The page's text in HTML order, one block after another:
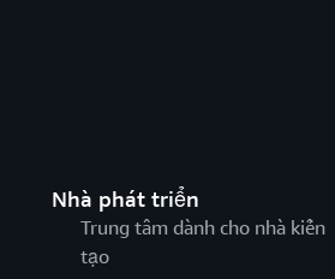
Nhà phát triển
Trung tâm dành cho nhà kiến
tạo